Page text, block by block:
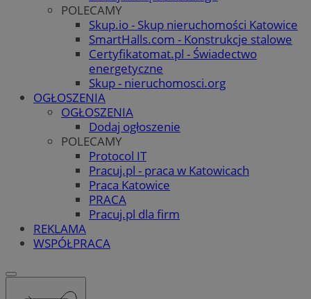
POLECAMY
Skup.io - Skup nieruchomości Katowice
SmartHalls.com - Konstrukcje stalowe
Certyfikatomat.pl - Świadectwo
energetyczne
Skup - nieruchomosci.org
OGŁOSZENIA
OGŁOSZENIA
Dodaj ogłoszenie
POLECAMY
Protocol IT
Pracuj.pl - praca w Katowicach
Praca Katowice
PRACA
Pracuj.pl dla firm
REKLAMA
WSPÓŁPRACA